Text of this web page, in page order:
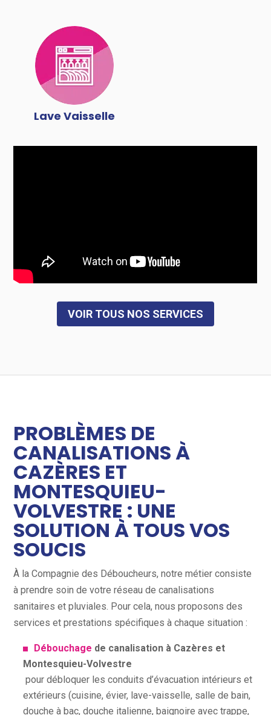
Lave Vaisselle
VOIR TOUS NOS SERVICES
​PROBLÈMES DE
CANALISATIONS À
CAZÈRES ET
MONTESQUIEU-
VOLVESTRE : UNE
SOLUTION À TOUS VOS
SOUCIS
À la Compagnie des Déboucheurs, notre métier consiste
à prendre soin de votre réseau de canalisations
sanitaires et pluviales. Pour cela, nous proposons des
services et prestations spécifiques à chaque situation :
Débouchage de canalisation à Cazères et
Montesquieu-Volvestre
pour débloquer les conduits d’évacuation intérieurs et
extérieurs (cuisine, évier, lave-vaisselle, salle de bain,
douche à bac, douche italienne, baignoire avec trappe,